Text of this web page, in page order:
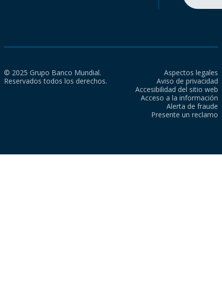
© 2025 Grupo Banco Mundial.
Reservados todos los derechos.
Aspectos legales
Aviso de privacidad
Accesibilidad del sitio web
Acceso a la información
Alerta de fraude
Presente un reclamo